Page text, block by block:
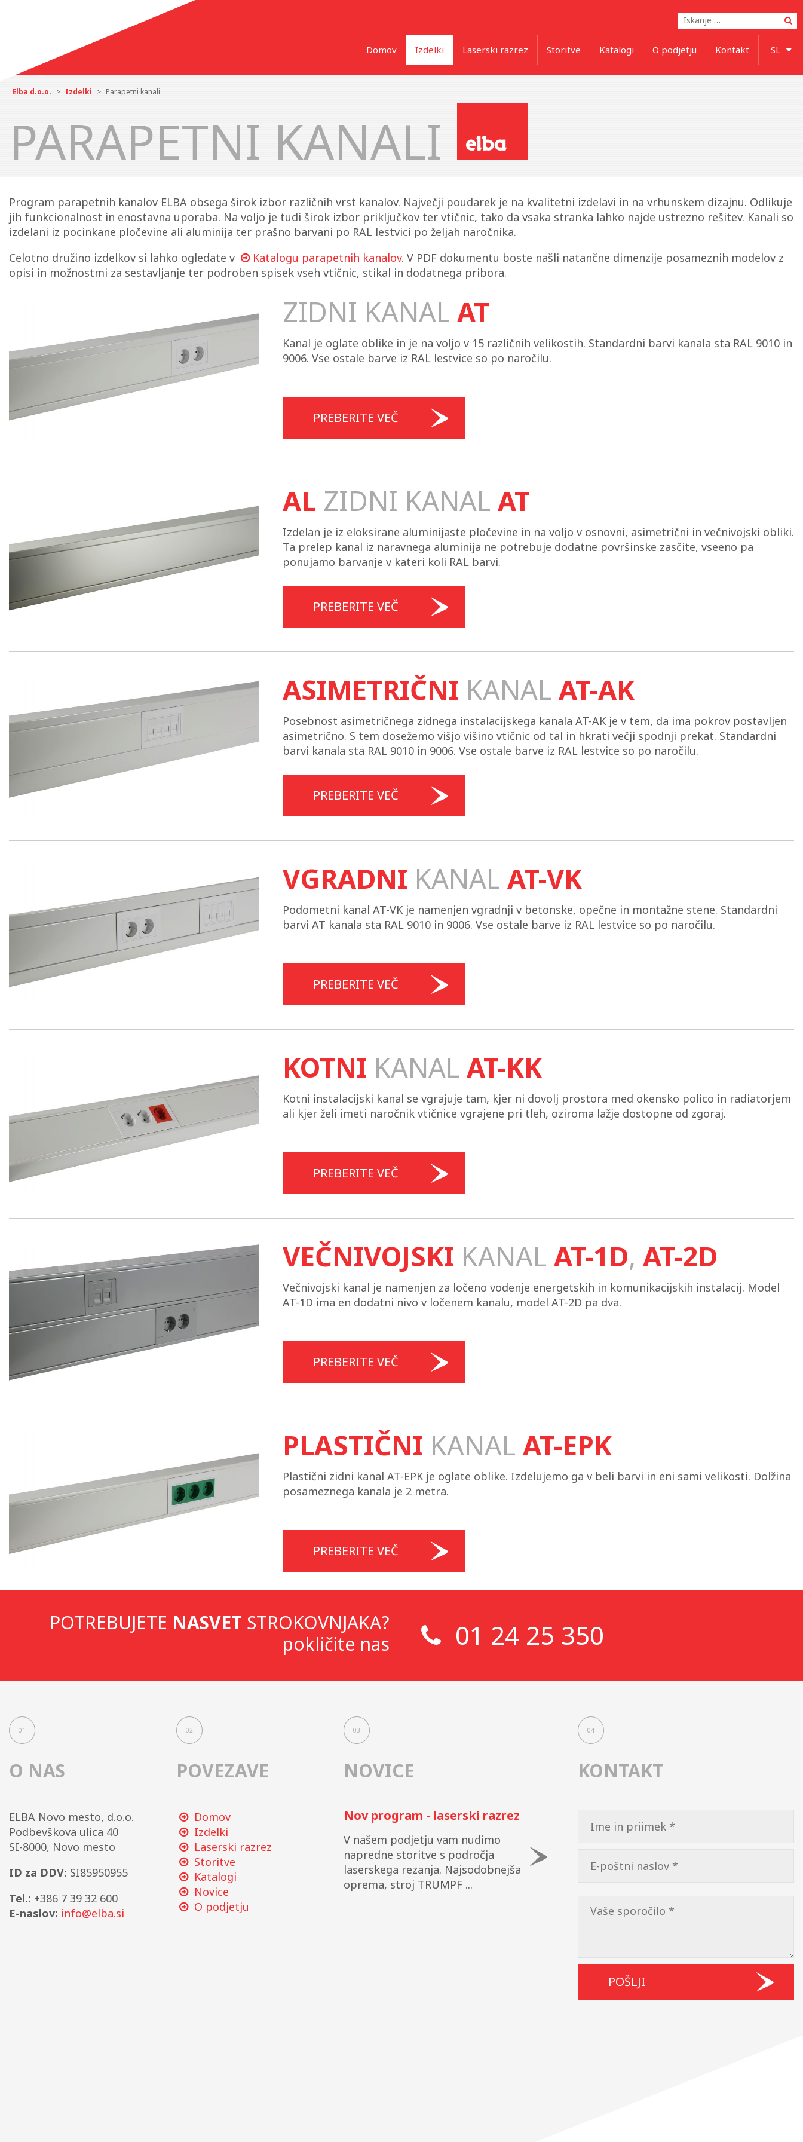
Domov Izdelki Laserski razrez Storitve Katalogi O podjetju Kontakt SL
Elba d.o.o. > Izdelki > Parapetni kanali
PARAPETNI KANALI
Program parapetnih kanalov ELBA obsega širok izbor različnih vrst kanalov. Največji poudarek je na kvalitetni izdelavi in na vrhunskem dizajnu. Odlikuje
jih funkcionalnost in enostavna uporaba. Na voljo je tudi širok izbor priključkov ter vtičnic, tako da vsaka stranka lahko najde ustrezno rešitev. Kanali so
izdelani iz pocinkane pločevine ali aluminija ter prašno barvani po RAL lestvici po željah naročnika.
Celotno družino izdelkov si lahko ogledate v
Katalogu parapetnih kanalov. V PDF dokumentu boste našli natančne dimenzije posameznih modelov z
opisi in možnostmi za sestavljanje ter podroben spisek vseh vtičnic, stikal in dodatnega pribora.
ZIDNI KANAL AT
Kanal je oglate oblike in je na voljo v 15 različnih velikostih. Standardni barvi kanala sta RAL 9010 in
9006. Vse ostale barve iz RAL lestvice so po naročilu.
PREBERITE VEČ
AL ZIDNI KANAL AT
Izdelan je iz eloksirane aluminijaste pločevine in na voljo v osnovni, asimetrični in večnivojski obliki.
Ta prelep kanal iz naravnega aluminija ne potrebuje dodatne površinske zasčite, vseeno pa
ponujamo barvanje v kateri koli RAL barvi.
PREBERITE VEČ
ASIMETRIČNI KANAL AT-AK
Posebnost asimetričnega zidnega instalacijskega kanala AT-AK je v tem, da ima pokrov postavljen
asimetrično. S tem dosežemo višjo višino vtičnic od tal in hkrati večji spodnji prekat. Standardni
barvi kanala sta RAL 9010 in 9006. Vse ostale barve iz RAL lestvice so po naročilu.
PREBERITE VEČ
VGRADNI KANAL AT-VK
Podometni kanal AT-VK je namenjen vgradnji v betonske, opečne in montažne stene. Standardni
barvi AT kanala sta RAL 9010 in 9006. Vse ostale barve iz RAL lestvice so po naročilu.
PREBERITE VEČ
KOTNI KANAL AT-KK
Kotni instalacijski kanal se vgrajuje tam, kjer ni dovolj prostora med okensko polico in radiatorjem
ali kjer želi imeti naročnik vtičnice vgrajene pri tleh, oziroma lažje dostopne od zgoraj.
PREBERITE VEČ
VEČNIVOJSKI KANAL AT-1D, AT-2D
Večnivojski kanal je namenjen za ločeno vodenje energetskih in komunikacijskih instalacij. Model
AT-1D ima en dodatni nivo v ločenem kanalu, model AT-2D pa dva.
PREBERITE VEČ
PLASTIČNI KANAL AT-EPK
Plastični zidni kanal AT-EPK je oglate oblike. Izdelujemo ga v beli barvi in eni sami velikosti. Dolžina
posameznega kanala je 2 metra.
PREBERITE VEČ
POTREBUJETE NASVET STROKOVNJAKA?
pokličite nas
01 24 25 350
01
O NAS
ELBA Novo mesto, d.o.o.
Podbevškova ulica 40
SI-8000, Novo mesto
ID za DDV: SI85950955
Tel.: +386 7 39 32 600
E-naslov: info@elba.si
02
POVEZAVE
Domov
Izdelki
Laserski razrez
Storitve
Katalogi
Novice
O podjetju
03
NOVICE
Nov program - laserski razrez
V našem podjetju vam nudimo
napredne storitve s področja
laserskega rezanja. Najsodobnejša
oprema, stroj TRUMPF ...
04
KONTAKT
leave